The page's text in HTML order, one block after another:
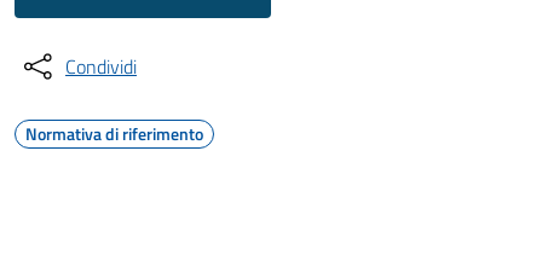
Condividi
Normativa di riferimento